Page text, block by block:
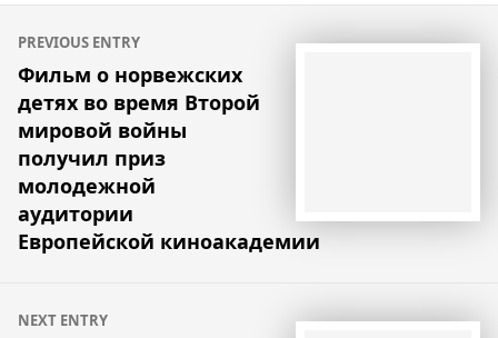
Навигация
по
записям
PREVIOUS ENTRY
Фильм о норвежских
детях во время Второй
мировой войны
получил приз
молодежной
аудитории
Европейской киноакадемии
NEXT ENTRY